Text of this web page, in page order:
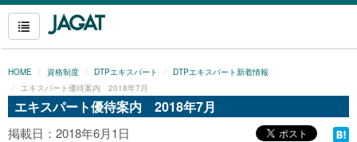
HOME 資格制度 DTPエキスパート
DTPエキスパート新着情報
エキスパート優待案内 2018年7月
エキスパート優待案内 2018年7月
掲載日：2018年6月1日